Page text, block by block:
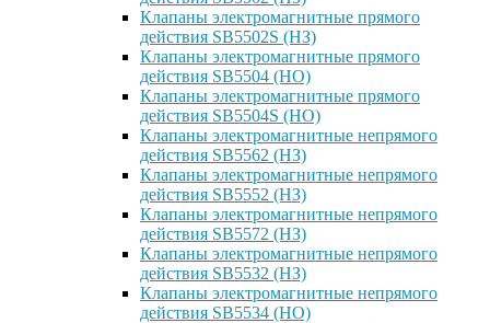
Клапаны электромагнитные прямого
действия SB5502S (НЗ)
Клапаны электромагнитные прямого
действия SB5504 (НО)
Клапаны электромагнитные прямого
действия SB5504S (НО)
Клапаны электромагнитные непрямого
действия SB5562 (НЗ)
Клапаны электромагнитные непрямого
действия SB5552 (НЗ)
Клапаны электромагнитные непрямого
действия SB5572 (НЗ)
Клапаны электромагнитные непрямого
действия SB5532 (НЗ)
Клапаны электромагнитные непрямого
действия SB5534 (НО)